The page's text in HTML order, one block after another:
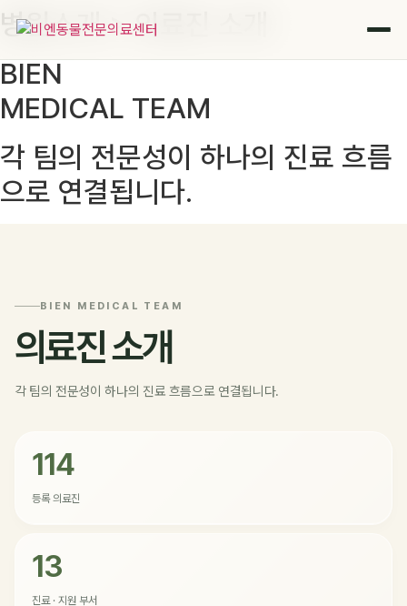
콘
츠
로
건
뛰
병원소개 > 의료진 소개
BIEN
MEDICAL TEAM
각 팀의 전문성이 하나의 진료 흐름
으로 연결됩니다.
BIEN MEDICAL TEAM
의료진 소개
각 팀의 전문성이 하나의 진료 흐름으로 연결됩니다.
114
등록 의료진
13
진료 · 지원 부서